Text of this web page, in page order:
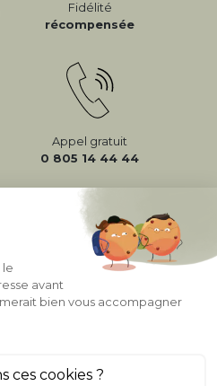
Fidélité
récompensée
Appel gratuit
0 805 14 44 44